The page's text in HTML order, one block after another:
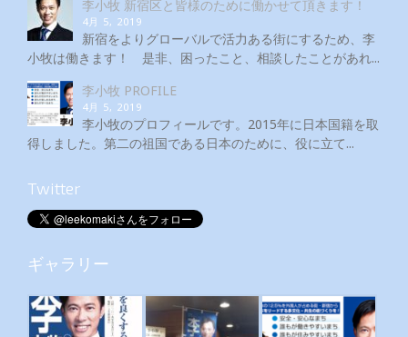
李小牧 新宿区と皆様のために働かせて頂きます！
4月 5, 2019
新宿をよりグローバルで活力ある街にするため、李
小牧は働きます！ 是非、困ったこと、相談したことがあれ...
李小牧 PROFILE
4月 5, 2019
李小牧のプロフィールです。2015年に日本国籍を取
得しました。第二の祖国である日本のために、役に立て...
Twitter
ギャラリー